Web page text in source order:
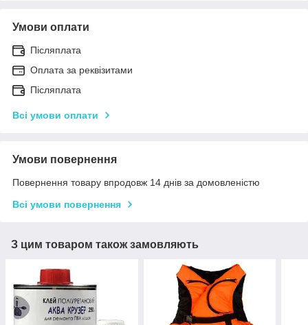
Умови оплати
Післяплата
Оплата за реквізитами
Післяплата
Всі умови оплати
Умови повернення
Повернення товару впродовж 14 днів за домовленістю
Всі умови повернення
З цим товаром також замовляють